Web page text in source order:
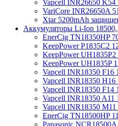
Vapcell INR26650
VariCore INR26650A
Xtar 5200mAh
Аккумуляторы Li-Ion 18500,
EnerCig TN18350HP
KeepPower P1835C2
KeepPower
KeepPower UH1835P
Vapcell INR18350 F16
Vapcell INR18350 H16
Vapcell INR18350 F14
Vapcell INR18350 A11
Vapcell INR18350
EnerCig TN18500HP
Panasonic